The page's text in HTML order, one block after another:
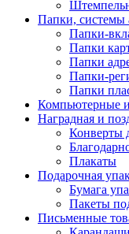
Папки, системы
Папки-
Папки
Папки
Папки-
Папки
Компьютерные
Наградная и
Конверты
Плакаты
Подарочная
Бумага
Пакеты
Письменные